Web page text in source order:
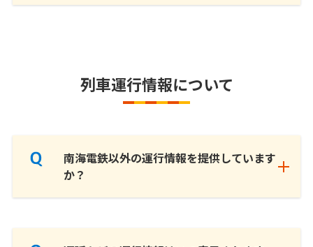
列車運行情報について
南海電鉄以外の運行情報を提供しています
か？